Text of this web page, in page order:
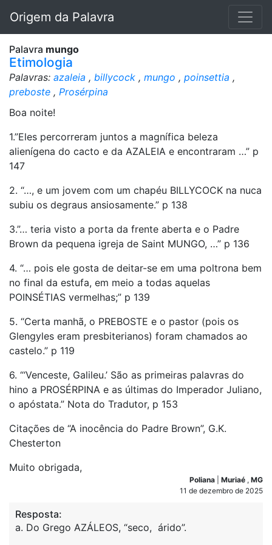
Origem da Palavra
Palavra mungo
Etimologia
Palavras: azaleia , billycock , mungo , poinsettia ,
preboste , Prosérpina
Boa noite!
1.”Eles percorreram juntos a magnífica beleza
alienígena do cacto e da AZALEIA e encontraram …” p
147
2. “…, e um jovem com um chapéu BILLYCOCK na nuca
subiu os degraus ansiosamente.” p 138
3.”… teria visto a porta da frente aberta e o Padre
Brown da pequena igreja de Saint MUNGO, …” p 136
4. “… pois ele gosta de deitar-se em uma poltrona bem
no final da estufa, em meio a todas aquelas
POINSÉTIAS vermelhas;” p 139
5. “Certa manhã, o PREBOSTE e o pastor (pois os
Glengyles eram presbiterianos) foram chamados ao
castelo.” p 119
6. “‘Venceste, Galileu.’ São as primeiras palavras do
hino a PROSÉRPINA e as últimas do Imperador Juliano,
o apóstata.” Nota do Tradutor, p 153
Citações de “A inocência do Padre Brown”, G.K.
Chesterton
Muito obrigada,
Poliana Muriaé , MG
11 de dezembro de 2025
Resposta:
a. Do Grego AZÁLEOS, “seco, árido”.